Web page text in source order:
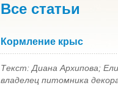
Все статьи
Кормление крыс
Текст: Диана Архипова;
владелец питомника